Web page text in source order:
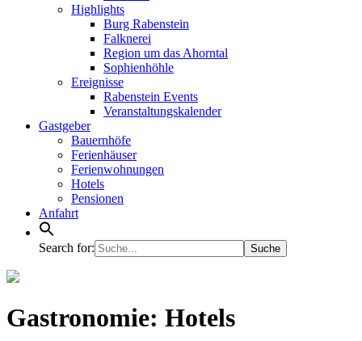
Highlights
Burg Rabenstein
Falknerei
Region um das Ahorntal
Sophienhöhle
Ereignisse
Rabenstein Events
Veranstaltungskalender
Gastgeber
Bauernhöfe
Ferienhäuser
Ferienwohnungen
Hotels
Pensionen
Anfahrt
Search for:
Gastronomie: Hotels